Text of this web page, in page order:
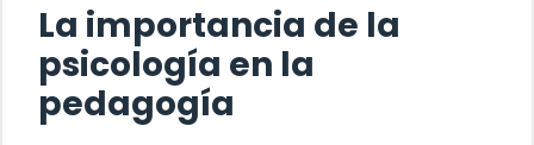
La importancia de la
psicología en la
pedagogía